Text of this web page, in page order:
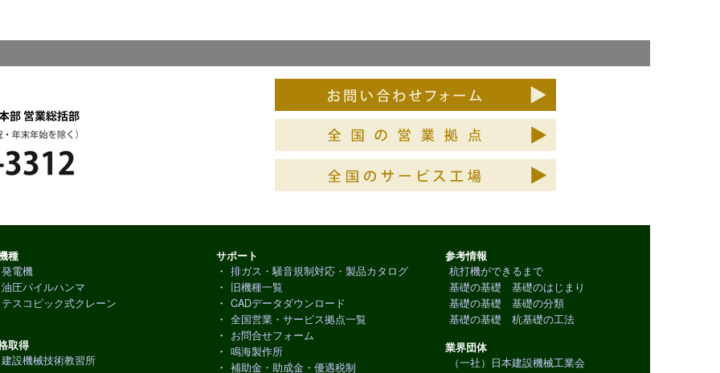
種
発電機
油圧パイルハンマ
テスコピック式クレーン
取得
建設機械技術教習所
サポート
・ 排ガス・騒音規制対応・製品カタログ
・
旧機種一覧
・ CADデータダウンロード
・ 全国営業・サービス拠点一覧
・
お問合せフォーム
・ 鳴海製作所
・ 補助金・助成金・優遇税制
参考情報
杭打機ができるまで
基礎の基礎 基礎のはじまり
基礎の基礎 基礎の分類
基礎の基礎 杭基礎の工法
業界団体
（一社）日本建設機械工業会